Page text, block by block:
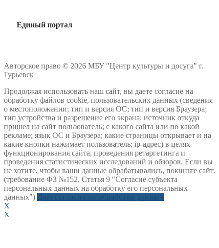
Единый портал
Авторское право © 2026 МБУ "Центр культуры и досуга" г.
Гурьевск
Продолжая использовать наш сайт, вы даете согласие на
обработку файлов cookie, пользовательских данных (сведения
о местоположении; тип и версия ОС; тип и версия Браузера;
тип устройства и разрешение его экрана; источник откуда
пришел на сайт пользователь; с какого сайта или по какой
рекламе; язык ОС и Браузера; какие страницы открывает и на
какие кнопки нажимает пользователь; ip-адрес) в целях
функционирования сайта, проведения ретаргетинга и
проведения статистических исследований и обзоров. Если вы
не хотите, чтобы ваши данные обрабатывались, покиньте сайт.
(требование ФЗ №152. Статья 9 "Согласие субъекта
персональных данных на обработку его персональных
данных")
X
X